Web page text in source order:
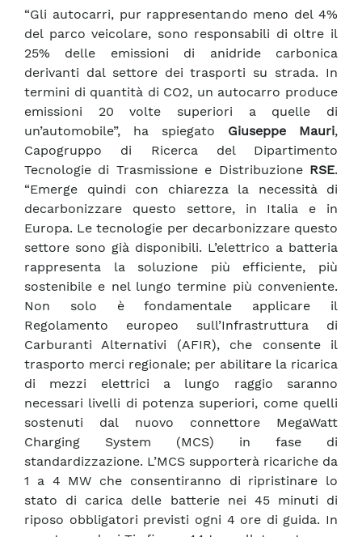
“Gli autocarri, pur rappresentando meno del 4%
del parco veicolare, sono responsabili di oltre il
25% delle emissioni di anidride carbonica
derivanti dal settore dei trasporti su strada. In
termini di quantità di CO2, un autocarro produce
emissioni 20 volte superiori a quelle di
un’automobile”, ha spiegato Giuseppe Mauri,
Capogruppo di Ricerca del Dipartimento
Tecnologie di Trasmissione e Distribuzione RSE.
“Emerge quindi con chiarezza la necessità di
decarbonizzare questo settore, in Italia e in
Europa. Le tecnologie per decarbonizzare questo
settore sono già disponibili. L’elettrico a batteria
rappresenta la soluzione più efficiente, più
sostenibile e nel lungo termine più conveniente.
Non solo è fondamentale applicare il
Regolamento europeo sull’Infrastruttura di
Carburanti Alternativi (AFIR), che consente il
trasporto merci regionale; per abilitare la ricarica
di mezzi elettrici a lungo raggio saranno
necessari livelli di potenza superiori, come quelli
sostenuti dal nuovo connettore MegaWatt
Charging System (MCS) in fase di
standardizzazione. L’MCS supporterà ricariche da
1 a 4 MW che consentiranno di ripristinare lo
stato di carica delle batterie nei 45 minuti di
riposo obbligatori previsti ogni 4 ore di guida. In